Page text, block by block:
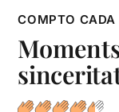
COMPTO CADA